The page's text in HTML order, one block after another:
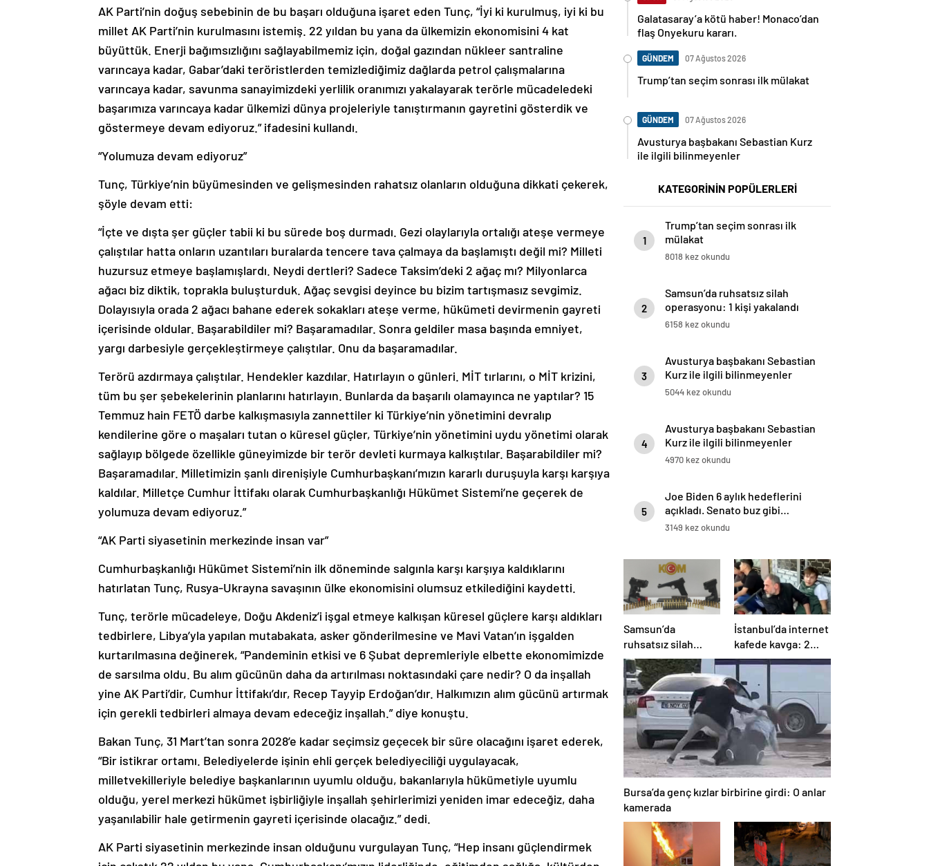
millet AK Parti’nin kurulmasını istemiş. 22 yıldan bu yana da ülkemizin ekonomisini 4 kat
büyüttük. Enerji bağımsızlığını sağlayabilmemiz için, doğal gazından nükleer santraline
varıncaya kadar, Gabar’daki teröristlerden temizlediğimiz dağlarda petrol çalışmalarına
varıncaya kadar, savunma sanayimizdeki yerlilik oranımızı yakalayarak terörle mücadeledeki
başarımıza varıncaya kadar ülkemizi dünya projeleriyle tanıştırmanın gayretini gösterdik ve
göstermeye devam ediyoruz.” ifadesini kullandı.
şöyle devam etti:
çalıştılar hatta onların uzantıları buralarda tencere tava çalmaya da başlamıştı değil mi? Milleti
huzursuz etmeye başlamışlardı. Neydi dertleri? Sadece Taksim’deki 2 ağaç mı? Milyonlarca
ağacı biz diktik, toprakla buluşturduk. Ağaç sevgisi deyince bu bizim tartışmasız sevgimiz.
Dolayısıyla orada 2 ağacı bahane ederek sokakları ateşe verme, hükümeti devirmenin gayreti
içerisinde oldular. Başarabildiler mi? Başaramadılar. Sonra geldiler masa başında emniyet,
yargı darbesiyle gerçekleştirmeye çalıştılar. Onu da başaramadılar.
tüm bu şer şebekelerinin planlarını hatırlayın. Bunlarda da başarılı olamayınca ne yaptılar? 15
Temmuz hain FETÖ darbe kalkışmasıyla zannettiler ki Türkiye’nin yönetimini devralıp
kendilerine göre o maşaları tutan o küresel güçler, Türkiye’nin yönetimini uydu yönetimi olarak
sağlayıp bölgede özellikle güneyimizde bir terör devleti kurmaya kalkıştılar. Başarabildiler mi?
Başaramadılar. Milletimizin şanlı direnişiyle Cumhurbaşkanı’mızın kararlı duruşuyla karşı karşıya
kaldılar. Milletçe Cumhur İttifakı olarak Cumhurbaşkanlığı Hükümet Sistemi’ne geçerek de
yolumuza devam ediyoruz.”
hatırlatan Tunç, Rusya-Ukrayna savaşının ülke ekonomisini olumsuz etkilediğini kaydetti.
tedbirlere, Libya’yla yapılan mutabakata, asker gönderilmesine ve Mavi Vatan’ın işgalden
kurtarılmasına değinerek, “Pandeminin etkisi ve 6 Şubat depremleriyle elbette ekonomimizde
de sarsılma oldu. Bu alım gücünün daha da artırılması noktasındaki çare nedir? O da inşallah
yine AK Parti’dir, Cumhur İttifakı’dır, Recep Tayyip Erdoğan’dır. Halkımızın alım gücünü artırmak
için gerekli tedbirleri almaya devam edeceğiz inşallah.” diye konuştu.
“Bir istikrar ortamı. Belediyelerde işinin ehli gerçek belediyeciliği uygulayacak,
milletvekilleriyle belediye başkanlarının uyumlu olduğu, bakanlarıyla hükümetiyle uyumlu
olduğu, yerel merkezi hükümet işbirliğiyle inşallah şehirlerimizi yeniden imar edeceğiz, daha
yaşanılabilir hale getirmenin gayreti içerisinde olacağız.” dedi.
için çalıştık 22 yıldan bu yana. Cumhurbaşkanı’mızın liderliğinde, eğitimden sağlığa, kültürden
Galatasaray’a kötü haber! Monaco’dan
flaş Onyekuru kararı.
Trump’tan seçim sonrası ilk mülakat
Avusturya başbakanı Sebastian Kurz
ile ilgili bilinmeyenler
1
mülakat
8018 kez okundu
2
operasyonu: 1 kişi yakalandı
6158 kez okundu
3
Kurz ile ilgili bilinmeyenler
5044 kez okundu
4
Kurz ile ilgili bilinmeyenler
4970 kez okundu
5
açıkladı. Senato buz gibi…
3149 kez okundu
Samsun’da
ruhsatsız silah
operasyonu: 1 kişi
yakalandı
İstanbul’da internet
kafede kavga: 2
yaralı
Bursa’da genç kızlar birbirine girdi: O anlar
kamerada